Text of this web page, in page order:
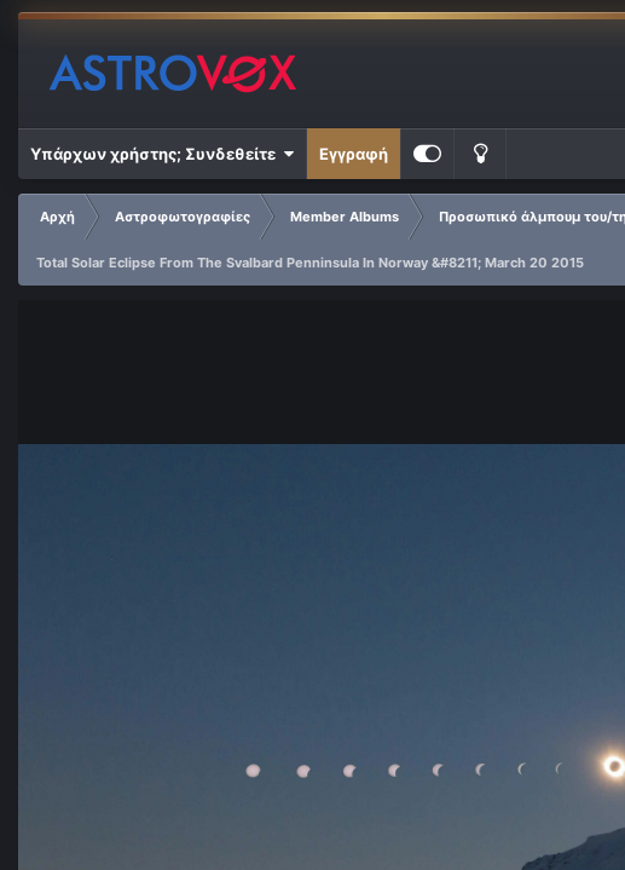
Υπάρχων χρήστης; Συνδεθείτε Εγγραφή
Αρχή Αστροφωτογραφίες Member Albums Προσωπικό άλμπουμ του/
Total Solar Eclipse From The Svalbard Penninsula In Norway &#8211; March 20 2015